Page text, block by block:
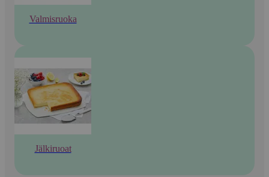
Valmisruoka
Jälkiruoat